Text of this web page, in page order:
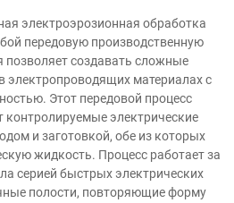
электроэрозионная обработка
передовую производственную
позволяет создавать сложные
электропроводящих материалах с
Этот передовой процесс
контролируемые электрические
и заготовкой, обе из которых
жидкость. Процесс работает за
серией быстрых электрических
полости, повторяющие форму